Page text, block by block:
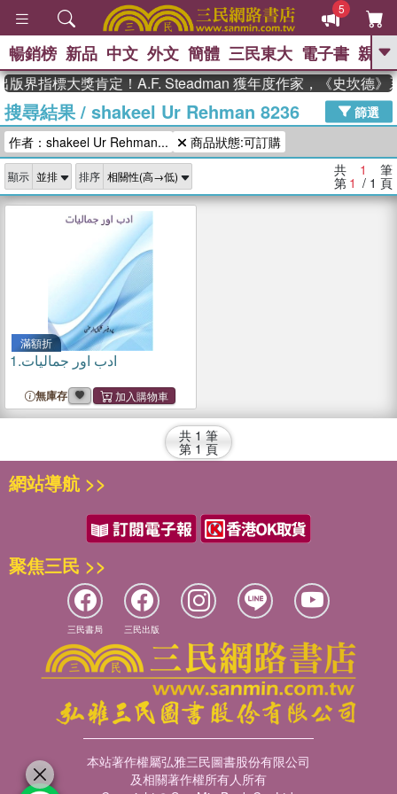
5
GO
熱搜： 東野圭吾 、 高希均教授回憶錄
、 The Odyssey 、 父親節 、 如果歷
史是一群喵 、 暑期推薦
獎 臺灣漫遊錄 、 方念華 、 台灣的李
登輝時代
數學女孩：黎曼猜想 、
偉大的迷走神經
暢銷榜 新品 中文 外文 簡體 三民東大 電子書 親子
界指標大獎肯定！A.F. Steadman 獲年度作家，《史坎德》
搜尋結果/ shakeel Ur Rehman 8236
篩選
作者：shakeel Ur Rehman...
商品狀態:可訂購
顯示 排序 共 1 筆
第 1 / 1 頁
滿額折
1.ادب اور جمالیات
無庫存
共 1 筆
第 1 頁
網站導航 >>
聚焦三民 >>
三民書局 三民出版
本站著作權屬弘雅三民圖書股份有限公司
及相關著作權所有人所有